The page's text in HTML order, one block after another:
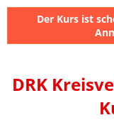
Der Kurs ist
DRK